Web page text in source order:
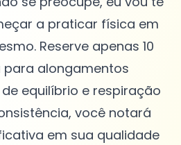
a praticar física em
Reserve apenas 10
para alongamentos
equilíbrio e respiração
você notará
em sua qualidade